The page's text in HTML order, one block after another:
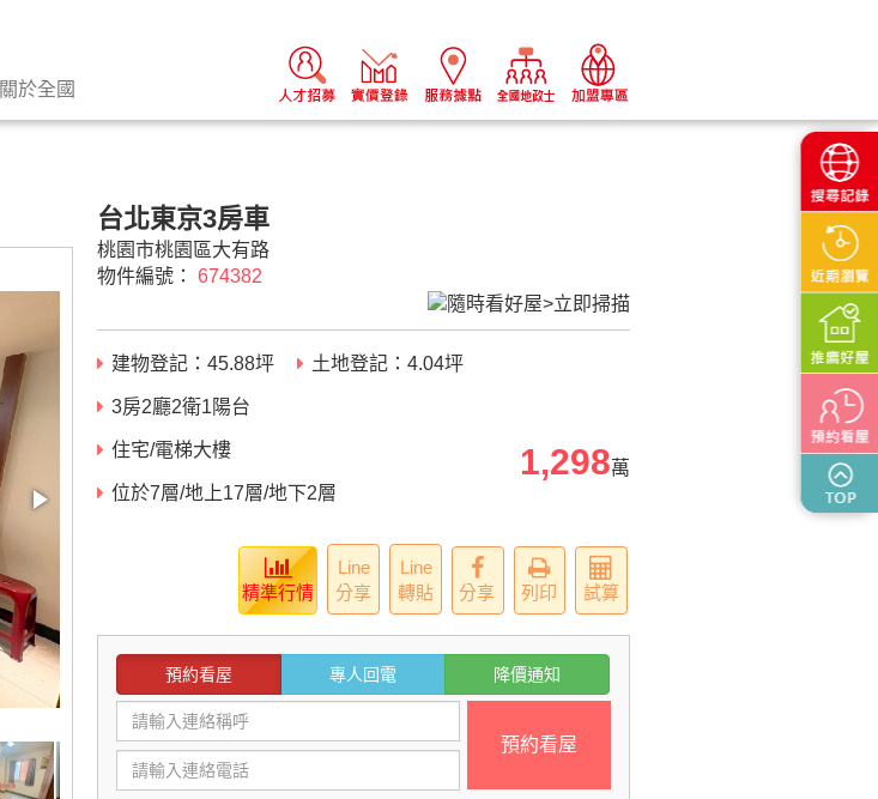
關於全國
台北東京3房車
桃園市桃園區大有路
物件編號： 674382
建物登記： 45.88坪 土地登記： 4.04坪
3房2廳2衛1陽台
住宅/電梯大樓
位於7層/地上17層/地下2層
1,298萬
精準行情
Line
分享
Line
轉貼
分享 列印 試算
預約看屋 專人回電 降價通知
預約看屋